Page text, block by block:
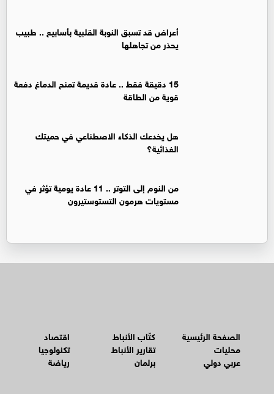
أعراض قد تسبق النوبة القلبية بأسابيع .. طبيب
يحذر من تجاهلها
15 دقيقة فقط .. عادة قديمة تمنح الدماغ دفعة
قوية من الطاقة
هل يخدعك الذكاء الاصطناعي في حميتك
الغذائية؟
من النوم إلى التوتر .. 11 عادة يومية تؤثر في
مستويات هرمون التستوستيرون
الصفحة الرئيسية
محليات
عربي دولي
كتّاب الأنباط
تقارير الأنباط
برلمان
اقتصاد
تكنولوجيا
رياضة